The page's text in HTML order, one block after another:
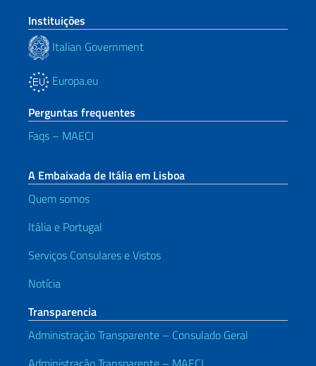
Instituições
Italian Government
Europa.eu
Perguntas frequentes
Faqs – MAECI
A Embaixada de Itália em Lisboa
Quem somos
Itália e Portugal
Serviços Consulares e Vistos
Notícia
Transparencia
Administração Transparente – Consulado Geral